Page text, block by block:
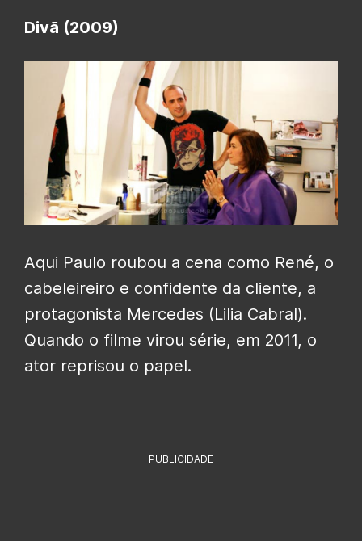
Divã (2009)
Aqui Paulo roubou a cena como René, o
cabeleireiro e confidente da cliente, a
protagonista Mercedes (Lilia Cabral).
Quando o filme virou série, em 2011, o
ator reprisou o papel.
PUBLICIDADE